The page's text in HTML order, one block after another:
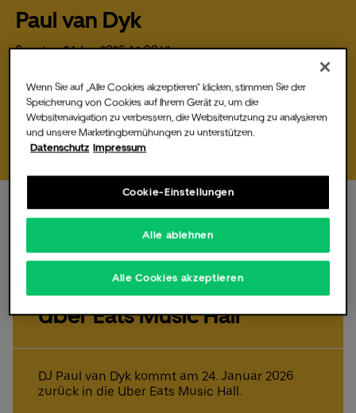
Fotos & Videos
Partner
Paul van Dyk
Samstag,24Jan.2026,19:00 Uhr
DJ Paul van Dyk kommt am 24. Januar 2026 zurück in die Uber Eats
Music Hall. Tickets gibt es ab…
Tickets bestellen
Paul van Dyk live in der
Uber Eats Music Hall
DJ Paul van Dyk kommt am 24. Januar 2026
zurück in die Uber Eats Music Hall.
Wenn Sie auf „Alle Cookies akzeptieren“ klicken, stimmen Sie der
Speicherung von Cookies auf Ihrem Gerät zu, um die
Websitenavigation zu verbessern, die Websitenutzung zu analysieren
und unsere Marketingbemühungen zu unterstützen.
Datenschutz Impressum
Cookie-Einstellungen
Alle ablehnen
Alle Cookies akzeptieren